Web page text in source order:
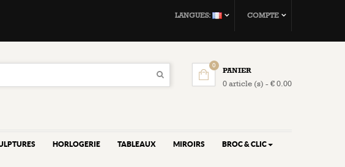
COMPTE
LANGUES:
PANIER
0 article (s) - € 0.00
0
HORLOGERIE TABLEAUX MIROIRS BROC & CLIC